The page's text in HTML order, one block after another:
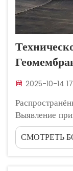
2025-10-14
Выявление
Обнаружение
на ранней
СМОТРЕТЬ